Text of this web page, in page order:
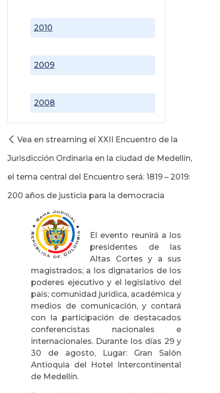
2008
2009
2010
Vea en streaming el XXII Encuentro de la
Jurisdicción Ordinaria en la ciudad de Medellín,
el tema central del Encuentro será: 1819 – 2019:
200 años de justicia para la democracia
El evento reunirá a los
presidentes de las
Altas Cortes y a sus
magistrados; a los dignatarios de los
poderes ejecutivo y el legislativo del
país; comunidad jurídica, académica y
medios de comunicación, y contará
con la participación de destacados
conferencistas nacionales e
internacionales. Durante los días 29 y
30 de agosto, Lugar: Gran Salón
Antioquia del Hotel Intercontinental
de Medellín.